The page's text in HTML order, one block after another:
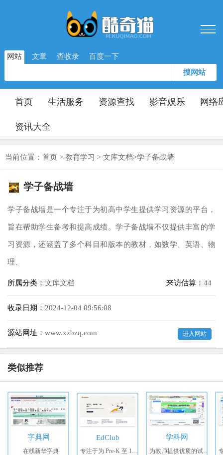
网站 文章 查收录 百度一下
搜网站
首页 生活服务 资源查找 影音娱乐 网络
资讯大全
当前位置： 首页 > 教育学习 > 文库文档>学子备战墙
学子备战墙
学子备战墙是一个专注于为初高中学生提供学习资源的平台，
旨在帮助学生备考和提高成绩。学子备战墙不仅提供丰富的学
习资源，还涵盖了多个科目和版本的教材，如数学、英语、物
理、
所属分类： 文库文档 来访估算： 44
收录日期： 2024-12-04 09:56:08
源站网址： www.xzbzq.com 进入网站
类似推荐
字典网
在线新华字典
EdClub 学科网